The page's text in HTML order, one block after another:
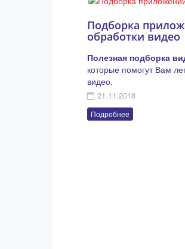
Подборка
обработки видео
Полезная подборка
которые помогут Вам
видео.
21.11.2018
Подробнее